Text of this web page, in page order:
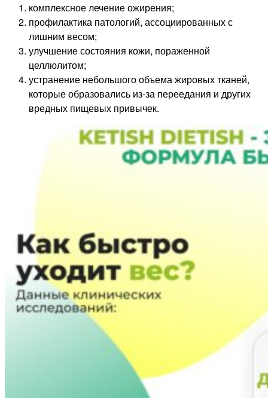
комплексное лечение ожирения;
профилактика патологий, ассоциированных с
лишним весом;
улучшение состояния кожи, пораженной
целлюлитом;
устранение небольшого объема жировых тканей,
которые образовались из-за переедания и других
вредных пищевых привычек.